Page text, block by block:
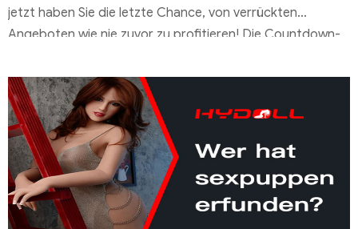
jetzt haben Sie die letzte Chance, von verrückten
Angeboten wie nie zuvor zu profitieren! Die Countdown-
Spannung aufblüht. Lassen Sie sich diesen ultimativen
Moment nicht entgehen, der Ihr Einkaufserlebnis
revolutionieren wird! Top Produkt, wahnsinniger
Preisnachlass! Der […]